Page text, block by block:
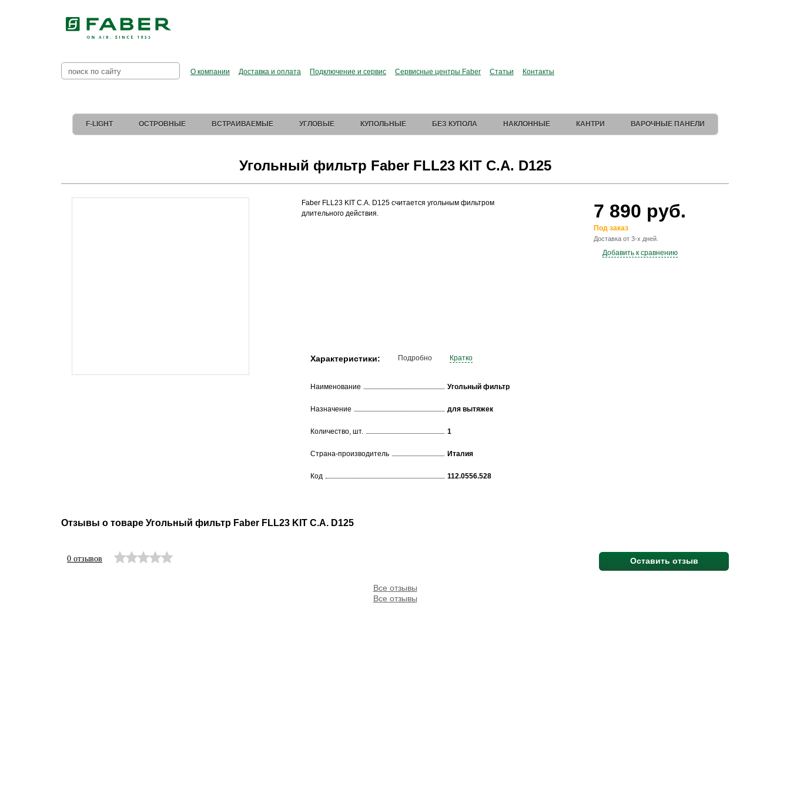
О компании Доставка и оплата Подключение и сервис Сервисные центры Faber Статьи Контакты
F-LIGHT ОСТРОВНЫЕ ВСТРАИВАЕМЫЕ УГЛОВЫЕ КУПОЛЬНЫЕ БЕЗ КУПОЛА НАКЛОННЫЕ КАНТРИ ВАРОЧНЫЕ ПАНЕЛИ
Угольный фильтр Faber FLL23 KIT C.A. D125
Faber FLL23 KIT C.A. D125 считается угольным фильтром
длительного действия.
7 890 руб.
Под заказ
Доставка от 3-х дней.
Добавить к сравнению
Характеристики: Подробно Кратко
Угольный фильтр
Наименование
для вытяжек
Назначение
1
Количество, шт.
Италия
Страна-производитель
112.0556.528
Код
Отзывы о товаре Угольный фильтр Faber FLL23 KIT C.A. D125
0 отзывов Оставить отзыв
Все отзывы
Все отзывы